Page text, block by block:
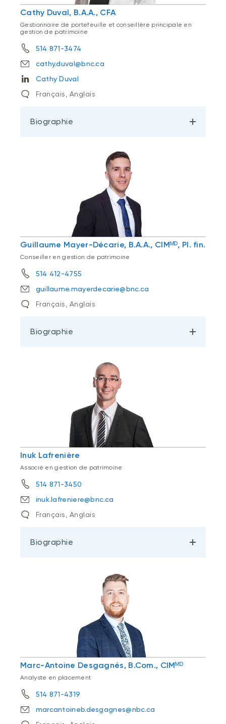
Cathy Duval, B.A.A., CFA
Gestionnaire de portefeuille et conseillère principale en
gestion de patrimoine
514 871-3474
cathy.duval@bnc.ca
Cathy Duval
Français, Anglais
Biographie
Guillaume Mayer-Décarie, B.A.A., CIMᴹᴰ, Pl. fin.
Conseiller en gestion de patrimoine
514 412-4755
guillaume.mayerdecarie@bnc.ca
Français, Anglais
Biographie
Inuk Lafrenière
Associé en gestion de patrimoine
514 871-3450
inuk.lafreniere@bnc.ca
Français, Anglais
Biographie
Marc-Antoine Desgagnés, B.Com., CIMᴹᴰ
Analyste en placement
514 871-4319
marcantoineb.desgagnes@nbc.ca